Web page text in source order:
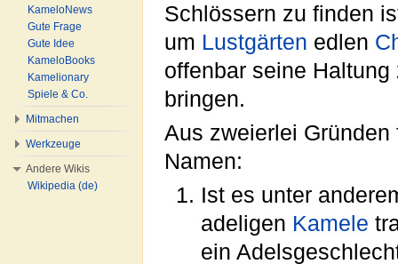
Schlössern zu finden
um Lustgärten edlen
offenbar seine
bringen.
Aus zweierlei
Namen:
Ist es unter
adeligen Kamele
ein
KameloNews
Gute Frage
Gute Idee
KameloBooks
Kamelionary
Spiele & Co.
Mitmachen
Werkzeuge
Andere Wikis
Wikipedia (de)